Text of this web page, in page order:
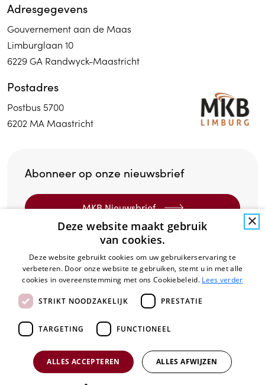
Adresgegevens
Gouvernement aan de Maas
Limburglaan 10
6229 GA Randwyck-Maastricht
Postadres
Postbus 5700
6202 MA Maastricht
Abonneer op onze nieuwsbrief
MKB Nieuwsbrief
MAVA Nieuwsbrief
© 2026 - Limburg bespaart
×
Deze website maakt gebruik
van cookies.
Deze website gebruikt cookies om uw gebruikerservaring te
verbeteren. Door onze website te gebruiken, stemt u in met alle
cookies in overeenstemming met ons Cookiebeleid. Lees verder
STRIKT NOODZAKELIJK PRESTATIE
TARGETING FUNCTIONEEL
ALLES ACCEPTEREN ALLES AFWIJZEN